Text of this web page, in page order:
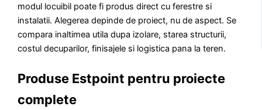
modul locuibil poate fi produs direct cu ferestre si
instalatii. Alegerea depinde de proiect, nu de aspect. Se
compara inaltimea utila dupa izolare, starea structurii,
costul decuparilor, finisajele si logistica pana la teren.
Produse Estpoint pentru proiecte
complete